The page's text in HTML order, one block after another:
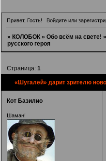
Привет, Гость! Войдитеили
»КОЛОБОК »Обо всём на свете!
русского героя
«Шугалей» дарит зрителю
Страница:1
Кот Базилио
Шаман!